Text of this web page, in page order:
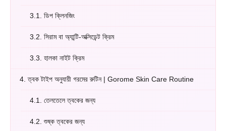
3.1. ডিপ ক্লিনজিং
3.2. সিরাম বা অ্যান্টি-অক্সিডেন্ট ক্রিম
3.3. হালকা নাইট ক্রিম
4. ত্বক টাইপ অনুযায়ী গরমের রুটিন | Gorome Skin Care Routine
4.1. তেলতেলে ত্বকের জন্য
4.2. শুষ্ক ত্বকের জন্য